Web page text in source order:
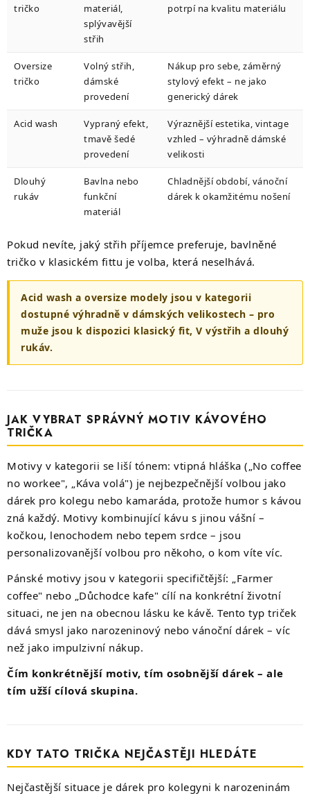
tričko
materiál,
splývavější
střih
potrpí na kvalitu materiálu
Oversize
tričko
Volný střih,
dámské
provedení
Nákup pro sebe, záměrný
stylový efekt – ne jako
generický dárek
Acid wash
Vypraný efekt,
tmavě šedé
provedení
Výraznější estetika, vintage
vzhled – výhradně dámské
velikosti
Dlouhý
rukáv
Bavlna nebo
funkční
materiál
Chladnější období, vánoční
dárek k okamžitému nošení
Pokud nevíte, jaký střih příjemce preferuje, bavlněné
tričko v klasickém fittu je volba, která neselhává.
Acid wash a oversize modely jsou v kategorii
dostupné výhradně v dámských velikostech – pro
muže jsou k dispozici klasický fit, V výstřih a dlouhý
rukáv.
JAK VYBRAT SPRÁVNÝ MOTIV KÁVOVÉHO
TRIČKA
Motivy v kategorii se liší tónem: vtipná hláška („No coffee
no workee", „Káva volá") je nejbezpečnější volbou jako
dárek pro kolegu nebo kamaráda, protože humor s kávou
zná každý. Motivy kombinující kávu s jinou vášní –
kočkou, lenochodem nebo tepem srdce – jsou
personalizovanější volbou pro někoho, o kom víte víc.
Pánské motivy jsou v kategorii specifičtější: „Farmer
coffee" nebo „Důchodce kafe" cílí na konkrétní životní
situaci, ne jen na obecnou lásku ke kávě. Tento typ triček
dává smysl jako narozeninový nebo vánoční dárek – víc
než jako impulzivní nákup.
Čím konkrétnější motiv, tím osobnější dárek – ale
tím užší cílová skupina.
KDY TATO TRIČKA NEJČASTĚJI HLEDÁTE
Nejčastější situace je dárek pro kolegyni k narozeninám